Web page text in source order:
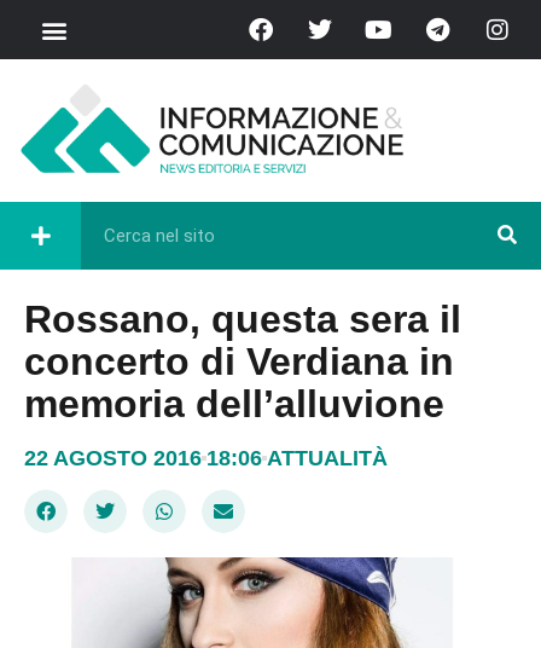
Rossano, questa sera il
concerto di Verdiana in
memoria dell’alluvione
22 AGOSTO 2016 18:06 ATTUALITÀ